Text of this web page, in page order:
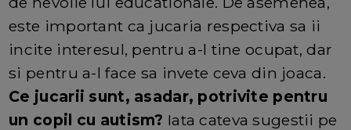
este important ca jucaria respectiva sa ii
incite interesul, pentru a-l tine ocupat, dar
si pentru a-l face sa invete ceva din joaca.
Ce jucarii sunt, asadar, potrivite pentru
un copil cu autism? Iata cateva sugestii pe